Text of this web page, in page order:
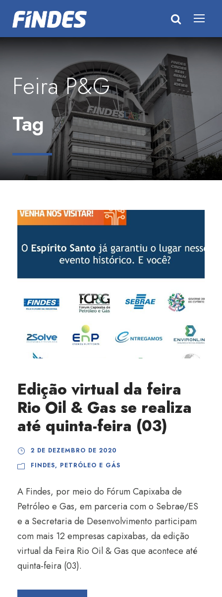
Feira P&G
Tag
Edição virtual da feira
Rio Oil & Gas se realiza
até quinta-feira (03)
2 DE DEZEMBRO DE 2020
FINDES, PETRÓLEO E GÁS
A Findes, por meio do Fórum Capixaba de
Petróleo e Gas, em parceria com o Sebrae/ES
e a Secretaria de Desenvolvimento participam
com mais 12 empresas capixabas, da edição
virtual da Feira Rio Oil & Gas que acontece até
quinta-feira (03).